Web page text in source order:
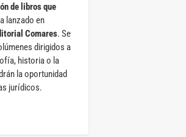
de libros que
lanzado en
Comares. Se
dirigidos a
historia o la
la oportunidad
jurídicos.